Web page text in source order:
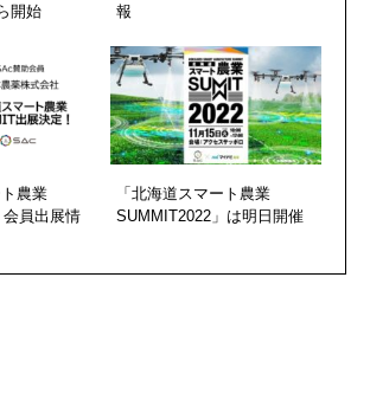
開始
報
ト農業
員出展情
「北海道スマート農業
SUMMIT2022」は明日開催